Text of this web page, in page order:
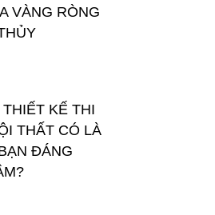
VÀNG RÒNG
KẾ THI
THẤT CÓ LÀ
ĐÁNG